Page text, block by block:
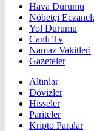
Hava Durumu
Nöbetçi
Yol Durumu
Canlı Tv
Namaz Vakitleri
Gazeteler
Altınlar
Dövizler
Hisseler
Pariteler
Kripto Paralar